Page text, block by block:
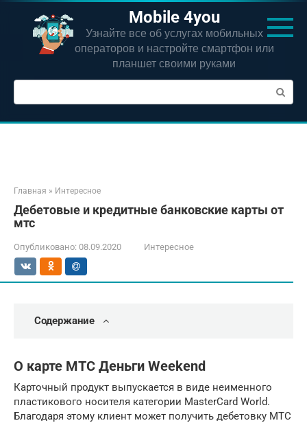
Перейти
контенту
Mobile 4you
Узнайте все об услугах мобильных
операторов и настройте смартфон или
планшет своими руками
Поиск:
Главная » Интересное
Дебетовые и кредитные банковские карты от
мтс
Опубликовано: 08.09.2020 Интересное
Содержание
О карте МТС Деньги Weekend
Карточный продукт выпускается в виде неименного
пластикового носителя категории MasterCard World.
Благодаря этому клиент может получить дебетовку МТС